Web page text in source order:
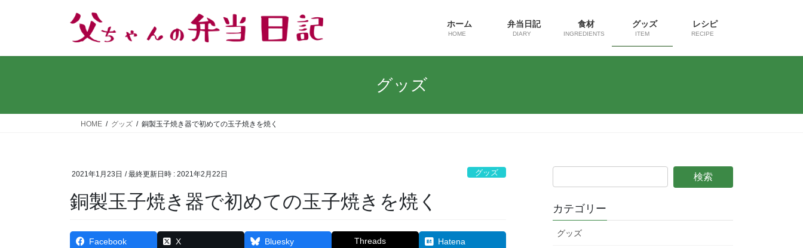
ホーム
HOME
弁当日記
DIARY
食材
INGREDIENTS
グッズ
ITEM
レシピ
RECIPE
グッズ
HOME グッズ 銅製玉子焼き器で初めての玉子焼きを焼く
2021年1月23日 / 最終更新日時 : 2021年2月22日 グッズ
銅製玉子焼き器で初めての玉子焼きを焼く
Facebook X Bluesky Threads Hatena
カテゴリー
グッズ